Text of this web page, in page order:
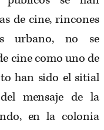
de cine, rincones
urbano, no se
cine como uno de
han sido el sitial
mensaje de la
en la colonia